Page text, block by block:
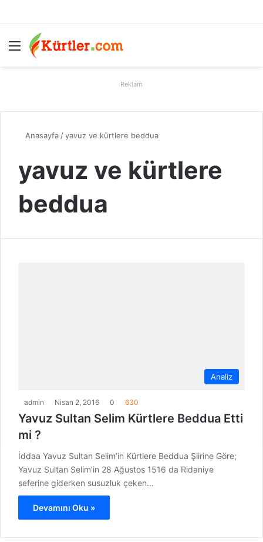
Menü
Reklam
Anasayfa /yavuz ve kürtlere beddua
yavuz ve kürtlere
beddua
Analiz
admin Nisan 2, 2016 0 630
Yavuz Sultan Selim Kürtlere Beddua Etti
mi ?
İddaa Yavuz Sultan Selim’in Kürtlere Beddua Şiirine Göre;
Yavuz Sultan Selim’in 28 Ağustos 1516 da Ridaniye
seferine giderken susuzluk çeken…
Devamını Oku »